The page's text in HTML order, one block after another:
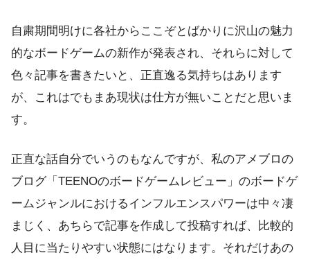
自粛期間明けに各社からここぞとばかりに沢山の魅力
的なボードゲームの新作が発表され、それらに対して
色々記事を書きたいと、正直逸る気持ちはあります
が、これはでもまあ現状は仕方が無いことだと思いま
す。
正直な話自分でいうのもなんですが、私のアメブロの
ブログ「TEENOのボードゲームレビュー」のボードゲ
ームジャンルにおけるインフルエンスパワーは中々凄
まじく、あちらで記事を作成して投稿すれば、比較的
人目に当たりやすい状態にはなります。それだけあの